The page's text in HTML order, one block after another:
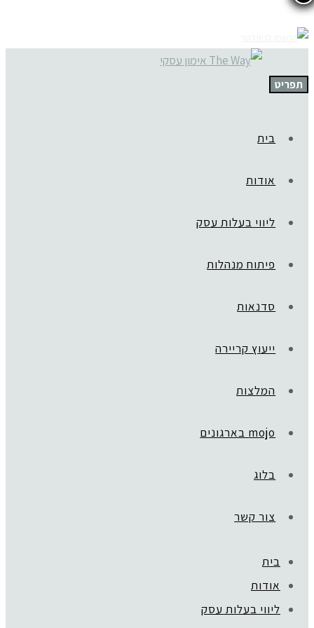
תפריט
בית
אודות
ליווי בעלות עסק
פיתוח מנהלות
סדנאות
ייעוץ קריירה
המלצות
mojo בארגונים
בלוג
צור קשר
בית
אודות
ליווי בעלות עסק
PHOTO-2024-05-11-13-35-00 (12)